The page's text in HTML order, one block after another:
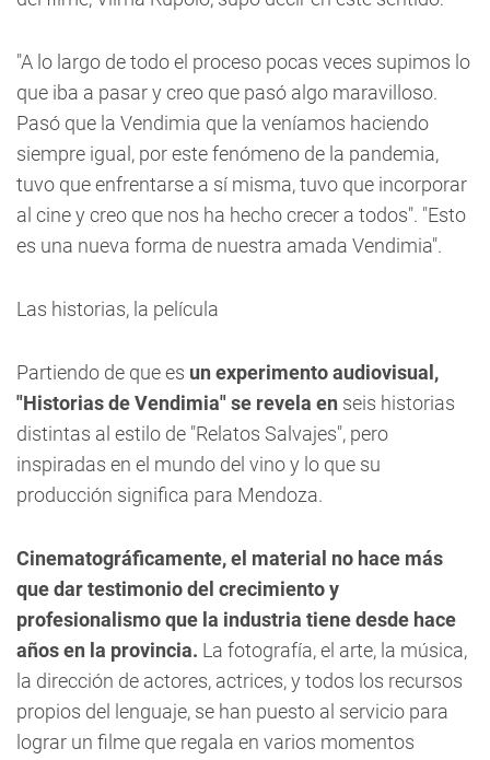
"A lo largo de todo el proceso pocas veces supimos lo
que iba a pasar y creo que pasó algo maravilloso.
Pasó que la Vendimia que la veníamos haciendo
siempre igual, por este fenómeno de la pandemia,
tuvo que enfrentarse a sí misma, tuvo que incorporar
al cine y creo que nos ha hecho crecer a todos". "Esto
es una nueva forma de nuestra amada Vendimia".
Las historias, la película
Partiendo de que es un experimento audiovisual,
"Historias de Vendimia" se revela en seis historias
distintas al estilo de "Relatos Salvajes", pero
inspiradas en el mundo del vino y lo que su
producción significa para Mendoza.
Cinematográficamente, el material no hace más
que dar testimonio del crecimiento y
profesionalismo que la industria tiene desde hace
años en la provincia. La fotografía, el arte, la música,
la dirección de actores, actrices, y todos los recursos
propios del lenguaje, se han puesto al servicio para
lograr un filme que regala en varios momentos